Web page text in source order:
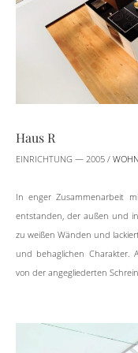
Haus R
EINRICHTUNG — 2005 /
In enger Zusammenarbeit
entstanden, der außen und
zu weißen Wänden und
und behaglichen Charakter.
von der angegliederten